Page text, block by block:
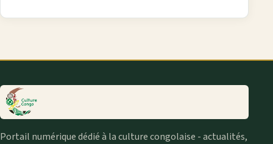
Portail numérique dédié à la culture congolaise - actualités,